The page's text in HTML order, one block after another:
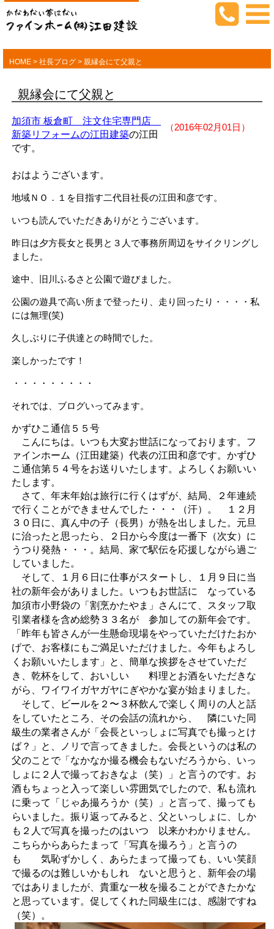
HOME > 社長ブログ > 親縁会にて父親と
親縁会にて父親と
（2016年02月01日）
加須市 板倉町 注文住宅専門店
新築リフォームの江田建築の江田
です。
おはようございます。
地域ＮＯ．１を目指す二代目社長の江田和彦です。
いつも読んでいただきありがとうございます。
昨日は夕方長女と長男と３人で事務所周辺をサイクリングし
ました。
途中、旧川ふるさと公園で遊びました。
公園の遊具で高い所まで登ったり、走り回ったり・・・・私
には無理(笑)
久しぶりに子供達との時間でした。
楽しかったです！
・・・・・・・・・
それでは、ブログいってみます。
かずひこ通信５５号
こんにちは。いつも大変お世話になっております。フ
ァインホーム（江田建築）代表の江田和彦です。かずひ
こ通信第５４号をお送りいたします。よろしくお願いい
たします。
さて、年末年始は旅行に行くはずが、結局、２年連続
で行くことができませんでした・・・（汗）。 １２月
３０日に、真ん中の子（長男）が熱を出しました。元旦
に治ったと思ったら、２日から今度は一番下（次女）に
うつり発熱・・・。結局、家で駅伝を応援しながら過ご
していました。
そして、１月６日に仕事がスタートし、１月９日に当
社の新年会がありました。いつもお世話に なっている
加須市小野袋の「割烹かたやま」さんにて、スタッフ取
引業者様を含め総勢３３名が 参加しての新年会です。
「昨年も皆さんが一生懸命現場をやっていただけたおか
げで、お客様にもご満足いただけました。今年もよろし
くお願いいたします」と、簡単な挨拶をさせていただ
き、乾杯をして、おいしい 料理とお酒をいただきな
がら、ワイワイガヤガヤにぎやかな宴が始まりました。
そして、ビールを２〜３杯飲んで楽しく周りの人と話
をしていたところ、その会話の流れから、 隣にいた同
級生の業者さんが「会長といっしょに写真でも撮っとけ
ば？」と、ノリで言ってきました。会長というのは私の
父のことで「なかなか撮る機会もないだろうから、いっ
しょに２人で撮っておきなよ（笑）」と言うのです。 お
酒もちょっと入って楽しい雰囲気でしたので、私も流れ
に乗って「じゃあ撮ろうか（笑）」と言って、撮っても
らいました。 振り返ってみると、父といっしょに、しか
も２人で写真を撮ったのはいつ 以来かわかりません。
こちらからあらたまって「写真を撮ろう」と言うの
も 気恥ずかしく、あらたまって撮っても、いい笑顔
で撮るのは難しいかもしれ ないと思うと、新年会の場
ではありましたが、貴重な一枚を撮ることができたかな
と思っています。促してくれた同級生には、感謝ですね
（笑）。